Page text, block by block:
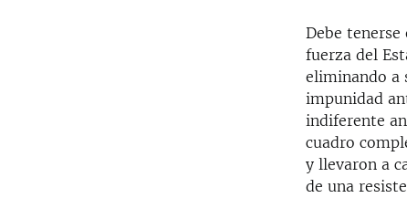
Debe
fuerza del
eliminando a
impunidad
indiferente
cuadro
y llevaron a
de una